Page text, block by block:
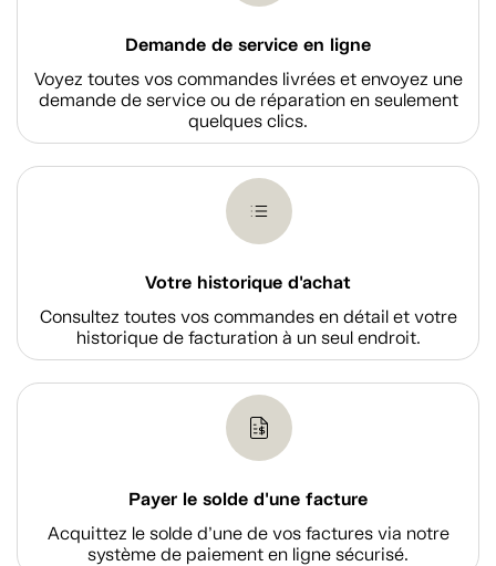
Demande de service en ligne
Voyez toutes vos commandes livrées et envoyez une
demande de service ou de réparation en seulement
quelques clics.
Votre historique d'achat
Consultez toutes vos commandes en détail et votre
historique de facturation à un seul endroit.
Payer le solde d'une facture
Acquittez le solde d’une de vos factures via notre
système de paiement en ligne sécurisé.